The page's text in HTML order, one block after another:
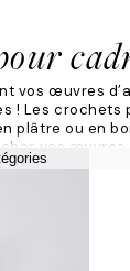
vos œuvres
! Les crochets
plâtre ou en
vos œuvres